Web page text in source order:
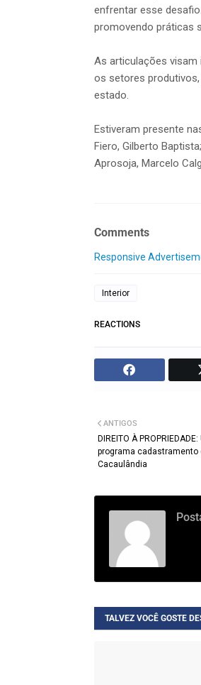
enfrentar esse
promovendo práticas
As articulações visam
os setores
estado.
Estiveram presente
Fiero, Gilberto
Aprosoja, Marcelo
Comments
Responsive
Interior
REACTIONS
ANTIGOS
DIREITO À
programa cadastramento
Cacaulândia
TALVEZ VOCÊ GOSTE